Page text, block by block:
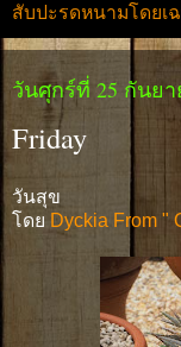
สับปะรดหนามโดยเ
วันศุกร์ที่ 25 กันยา
Friday
วันสุข
โดย Dyckia From "